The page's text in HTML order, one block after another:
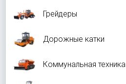
Грейдеры
Дорожные катки
Коммунальная техника